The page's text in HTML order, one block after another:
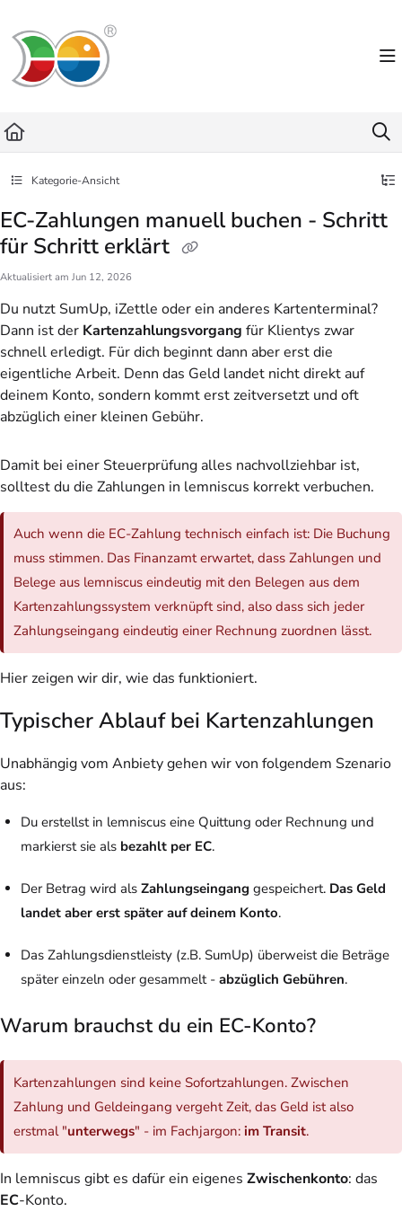
Fetch the complete documentation index at:
Use this file to discover all available pages before exploring further.
Kategorie-Ansicht
EC-Zahlungen manuell buchen - Schritt
für Schritt erklärt
Aktualisiert am Jun 12, 2026
Du nutzt SumUp, iZettle oder ein anderes Kartenterminal?
Dann ist der Kartenzahlungsvorgang für Klientys zwar
schnell erledigt. Für dich beginnt dann aber erst die
eigentliche Arbeit. Denn das Geld landet nicht direkt auf
deinem Konto, sondern kommt erst zeitversetzt und oft
abzüglich einer kleinen Gebühr.
Damit bei einer Steuerprüfung alles nachvollziehbar ist,
solltest du die Zahlungen in lemniscus korrekt verbuchen.
Auch wenn die EC-Zahlung technisch einfach ist: Die Buchung
muss stimmen. Das Finanzamt erwartet, dass Zahlungen und
Belege aus lemniscus eindeutig mit den Belegen aus dem
Kartenzahlungssystem verknüpft sind, also dass sich jeder
Zahlungseingang eindeutig einer Rechnung zuordnen lässt.
Hier zeigen wir dir, wie das funktioniert.
Typischer Ablauf bei Kartenzahlungen
Unabhängig vom Anbiety gehen wir von folgendem Szenario
aus:
Du erstellst in lemniscus eine Quittung oder Rechnung und
markierst sie als bezahlt per EC.
Der Betrag wird als Zahlungseingang gespeichert. Das Geld
landet aber erst später auf deinem Konto.
Das Zahlungsdienstleisty (z.B. SumUp) überweist die Beträge
später einzeln oder gesammelt - abzüglich Gebühren.
Warum brauchst du ein EC-Konto?
Kartenzahlungen sind keine Sofortzahlungen. Zwischen
Zahlung und Geldeingang vergeht Zeit, das Geld ist also
erstmal "unterwegs" - im Fachjargon:im Transit.
In lemniscus gibt es dafür ein eigenes Zwischenkonto: das
EC-Konto.